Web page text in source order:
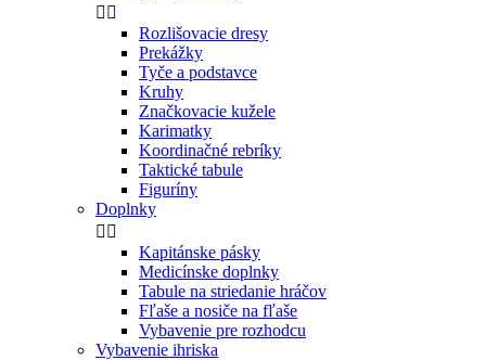
 
Rozlišovacie dresy
Prekážky
Tyče a podstavce
Kruhy
Značkovacie kužele
Karimatky
Koordinačné rebríky
Taktické tabule
Figuríny
Doplnky
 
Kapitánske pásky
Medicínske doplnky
Tabule na striedanie hráčov
Fľaše a nosiče na fľaše
Vybavenie pre rozhodcu
Vybavenie ihriska